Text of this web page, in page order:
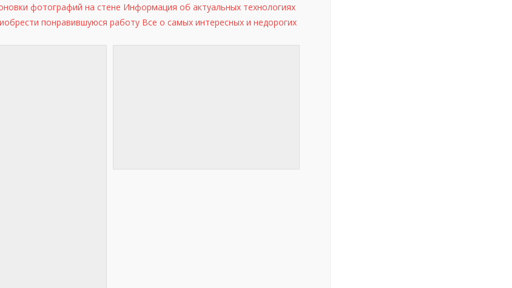
фотографий на стене Информация об актуальных технологиях
понравившуюся работу Все о самых интересных и недорогих